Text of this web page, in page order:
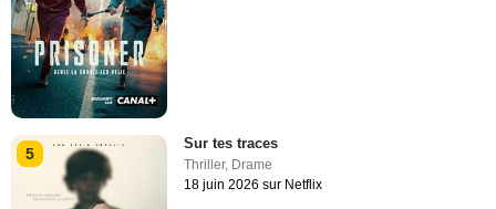
5
Sur tes traces
Thriller, Drame
18 juin 2026 sur Netflix